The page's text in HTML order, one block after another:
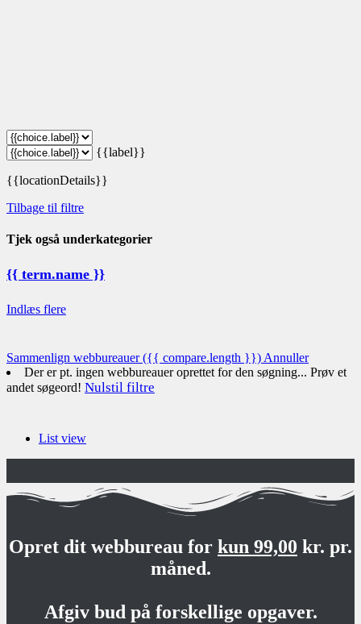
{{label}}
{{locationDetails}}
Tilbage til filtre
Tjek også underkategorier
{{ term.name }}
Indlæs flere
Sammenlign webbureauer({{ compare.length }}) Annuller
Der er pt. ingen webbureauer oprettet for den søgning... Prøv et
andet søgeord! Nulstil filtre
List view
Opret dit webbureau for kun 99,00 kr. pr.
måned.
Afgiv bud på forskellige opgaver.